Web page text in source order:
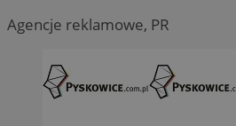
Agencje reklamowe, PR